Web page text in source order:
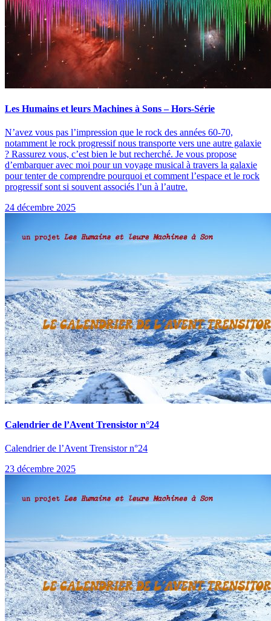
Les Humains et leurs Machines à Sons – Hors-Série
N’avez vous pas l’impression que le rock des années 60-70,
notamment le rock progressif nous transporte vers une autre galaxie
? Rassurez vous, c’est bien le but recherché. Je vous propose
d’embarquer avec moi pour un voyage musical à travers la galaxie
pour tenter de comprendre pourquoi et comment l’espace et le rock
progressif sont si souvent associés l’un à l’autre.
24 décembre 2025
Calendrier de l’Avent Trensistor n°24
Calendrier de l’Avent Trensistor n°24
23 décembre 2025